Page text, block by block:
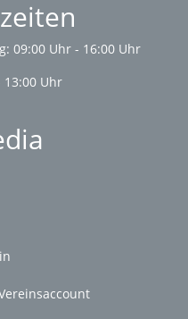
09:00 Uhr - 16:00 Uhr
13:00 Uhr